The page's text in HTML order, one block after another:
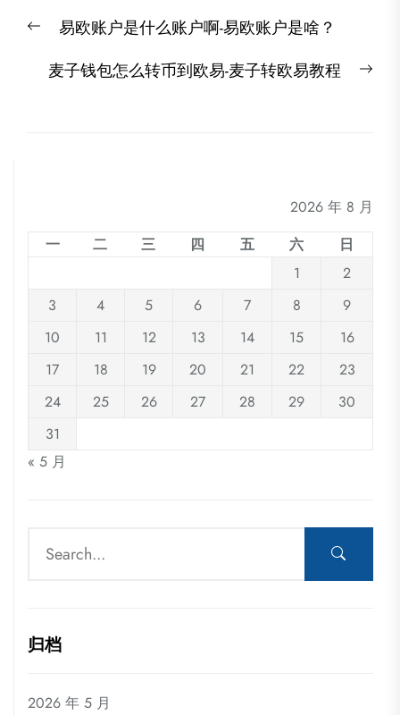
章
导
Previous易欧账户是什么账户啊-易欧账户是啥？
麦子钱包怎么转币到欧易-麦子转欧易教程
2026 年 8 月
一
二 三 四 五 六
日
1
2
3
4 5 6 7 8
9
10
11 12 13 14 15
16
17
18 19 20 21 22
23
24
25 26 27 28 29
30
31
« 5 月
归档
2026 年 5 月